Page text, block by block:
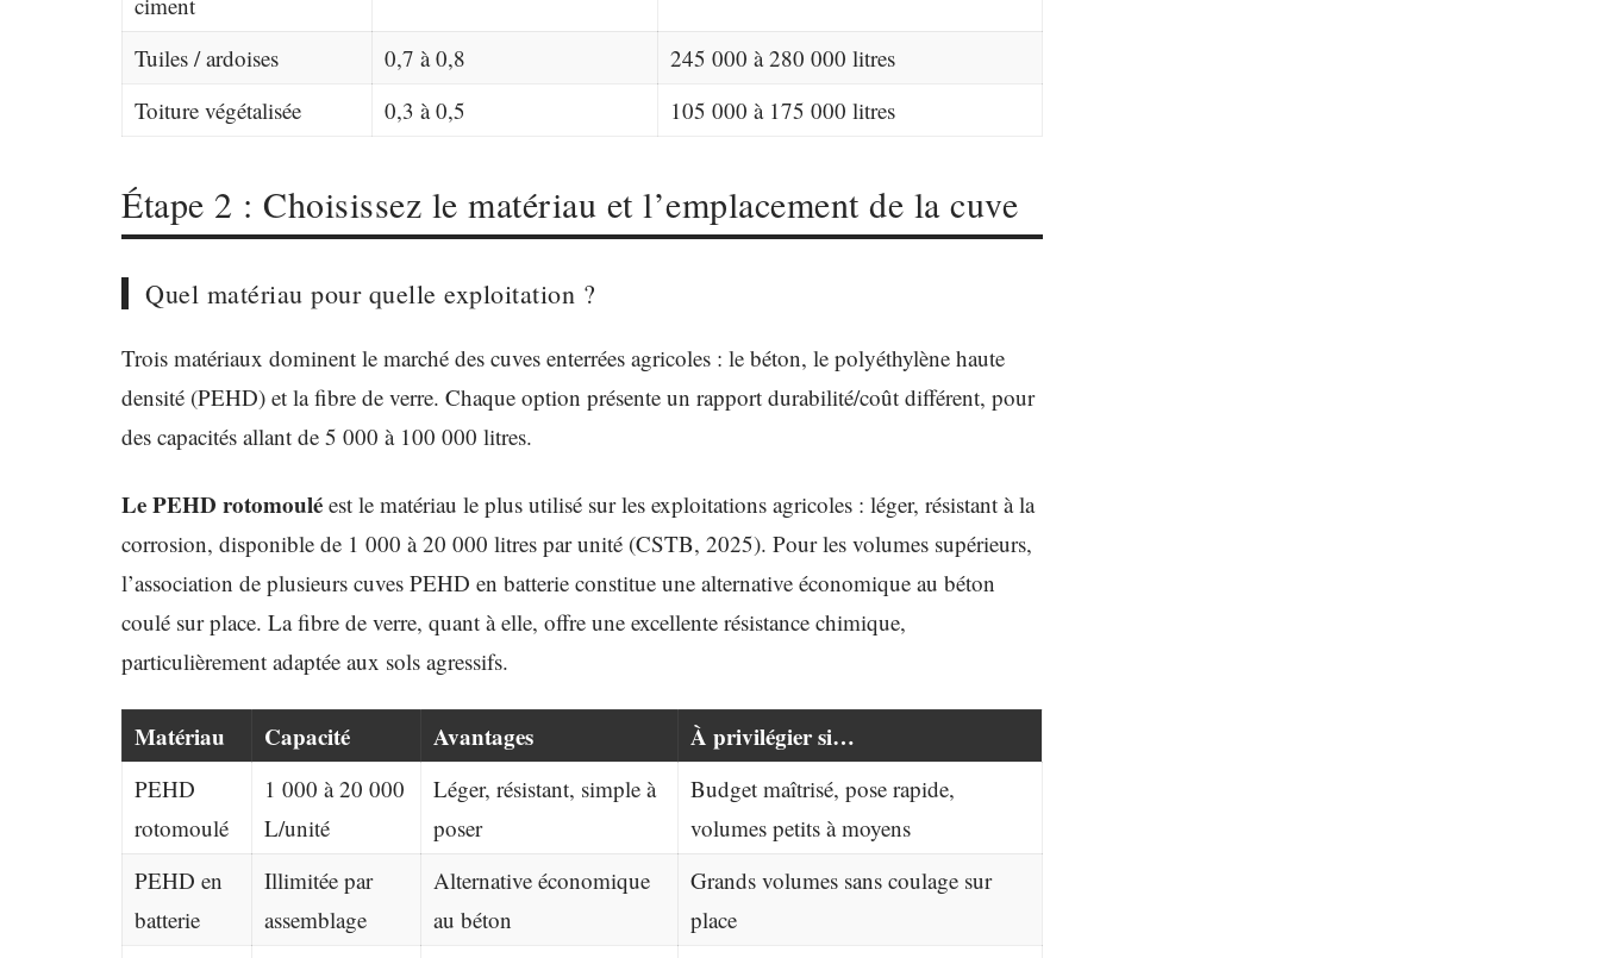
Tuiles / ardoises 0,7 à 0,8
245 000 à 280 000 litres
Toiture végétalisée
0,3 à 0,5 105 000 à 175 000 litres
Étape 2 : Choisissez le matériau et l’emplacement de la cuve
Quel matériau pour quelle exploitation ?
Trois matériaux dominent le marché des cuves enterrées agricoles : le béton, le polyéthylène haute
densité (PEHD) et la fibre de verre. Chaque option présente un rapport durabilité/coût différent, pour
des capacités allant de 5 000 à 100 000 litres.
Le PEHD rotomoulé est le matériau le plus utilisé sur les exploitations agricoles : léger, résistant à la
corrosion, disponible de 1 000 à 20 000 litres par unité (CSTB, 2025). Pour les volumes supérieurs,
l’association de plusieurs cuves PEHD en batterie constitue une alternative économique au béton
coulé sur place. La fibre de verre, quant à elle, offre une excellente résistance chimique,
particulièrement adaptée aux sols agressifs.
Matériau Capacité Avantages À privilégier si…
PEHD
rotomoulé
1 000 à 20 000
L/unité
Léger, résistant, simple à
poser
Budget maîtrisé, pose rapide,
volumes petits à moyens
PEHD en
batterie
Illimitée par
assemblage
Alternative économique
au béton
Grands volumes sans coulage sur
place